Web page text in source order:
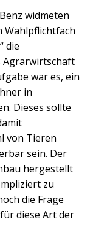
widmeten
Wahlpflichtfach
die
Agrarwirtschaft
war es, ein
in
Dieses sollte
von Tieren
sein. Der
hergestellt
zu
die Frage
diese Art der